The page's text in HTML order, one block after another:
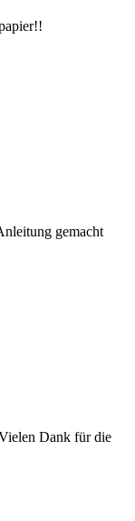
gemacht
Dank für die